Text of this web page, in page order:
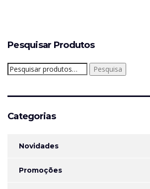
Pesquisar Produtos
Pesquisar
por:
Pesquisa
Categorias
Novidades
Promoções